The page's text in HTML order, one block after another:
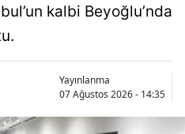
kalbi Beyoğlu’nda
Yayınlanma
07 Ağustos 2026 - 14:35